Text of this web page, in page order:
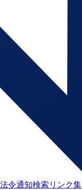
法令通知検索 リンク集